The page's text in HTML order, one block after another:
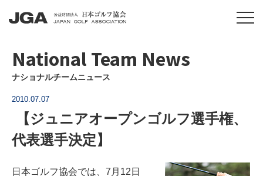
National Team News
ナショナルチームニュース
2010.07.07
【ジュニアオープンゴルフ選手権、
代表選手決定】
日本ゴルフ協会では、7月12日